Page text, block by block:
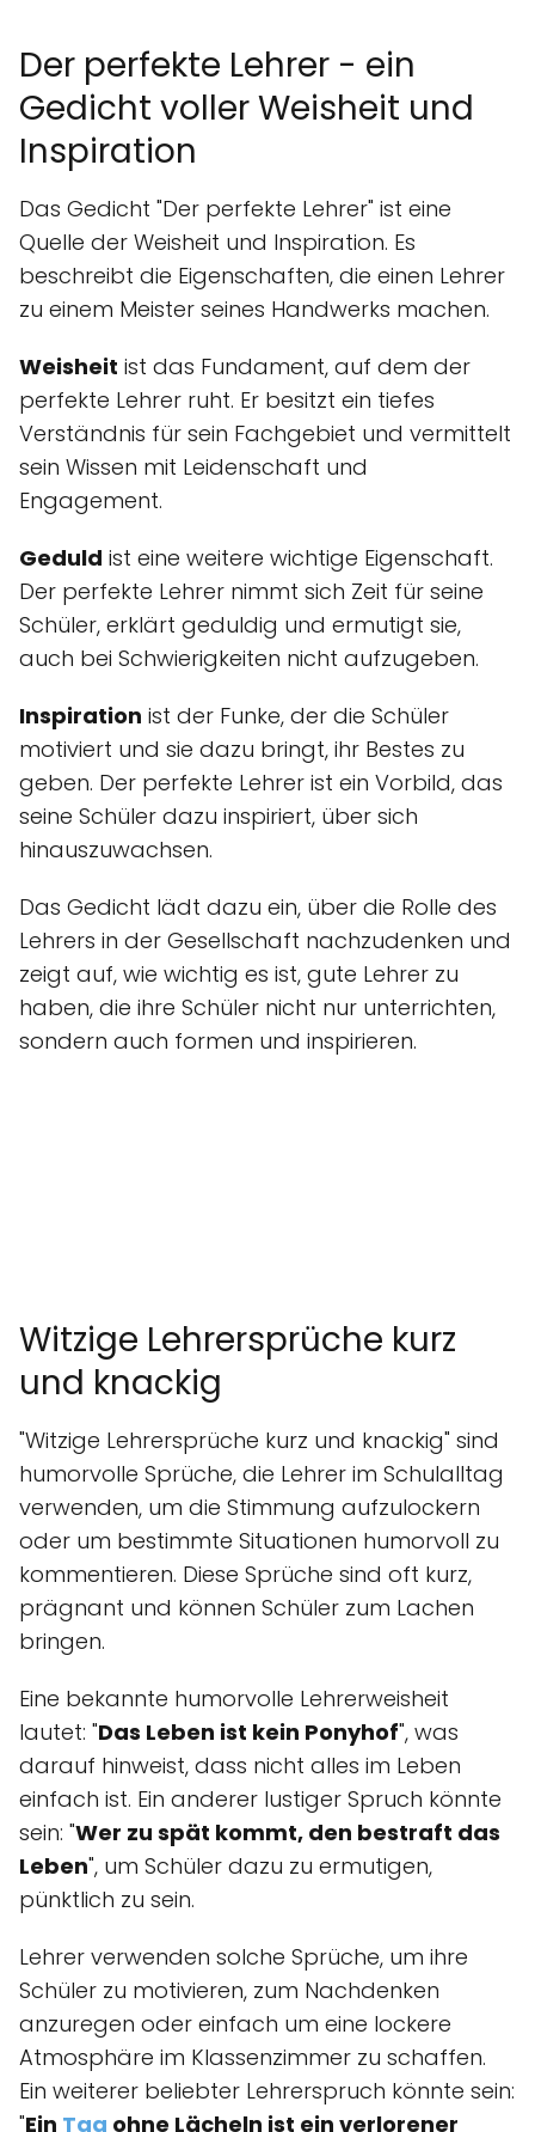
Der perfekte Lehrer - ein
Gedicht voller Weisheit und
Inspiration
Das Gedicht "Der perfekte Lehrer" ist eine
Quelle der Weisheit und Inspiration. Es
beschreibt die Eigenschaften, die einen Lehrer
zu einem Meister seines Handwerks machen.
Weisheit ist das Fundament, auf dem der
perfekte Lehrer ruht. Er besitzt ein tiefes
Verständnis für sein Fachgebiet und vermittelt
sein Wissen mit Leidenschaft und
Engagement.
Geduld ist eine weitere wichtige Eigenschaft.
Der perfekte Lehrer nimmt sich Zeit für seine
Schüler, erklärt geduldig und ermutigt sie,
auch bei Schwierigkeiten nicht aufzugeben.
Inspiration ist der Funke, der die Schüler
motiviert und sie dazu bringt, ihr Bestes zu
geben. Der perfekte Lehrer ist ein Vorbild, das
seine Schüler dazu inspiriert, über sich
hinauszuwachsen.
Das Gedicht lädt dazu ein, über die Rolle des
Lehrers in der Gesellschaft nachzudenken und
zeigt auf, wie wichtig es ist, gute Lehrer zu
haben, die ihre Schüler nicht nur unterrichten,
sondern auch formen und inspirieren.
Witzige Lehrersprüche kurz
und knackig
"Witzige Lehrersprüche kurz und knackig" sind
humorvolle Sprüche, die Lehrer im Schulalltag
verwenden, um die Stimmung aufzulockern
oder um bestimmte Situationen humorvoll zu
kommentieren. Diese Sprüche sind oft kurz,
prägnant und können Schüler zum Lachen
bringen.
Eine bekannte humorvolle Lehrerweisheit
lautet: "Das Leben ist kein Ponyhof", was
darauf hinweist, dass nicht alles im Leben
einfach ist. Ein anderer lustiger Spruch könnte
sein: "Wer zu spät kommt, den bestraft das
Leben", um Schüler dazu zu ermutigen,
pünktlich zu sein.
Lehrer verwenden solche Sprüche, um ihre
Schüler zu motivieren, zum Nachdenken
anzuregen oder einfach um eine lockere
Atmosphäre im Klassenzimmer zu schaffen.
Ein weiterer beliebter Lehrerspruch könnte sein:
"Ein Tag ohne Lächeln ist ein verlorener